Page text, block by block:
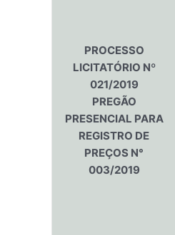
PROCESSO
LICITATÓRIO Nº
021/2019
PREGÃO
PRESENCIAL PARA
REGISTRO DE
PREÇOS N°
003/2019